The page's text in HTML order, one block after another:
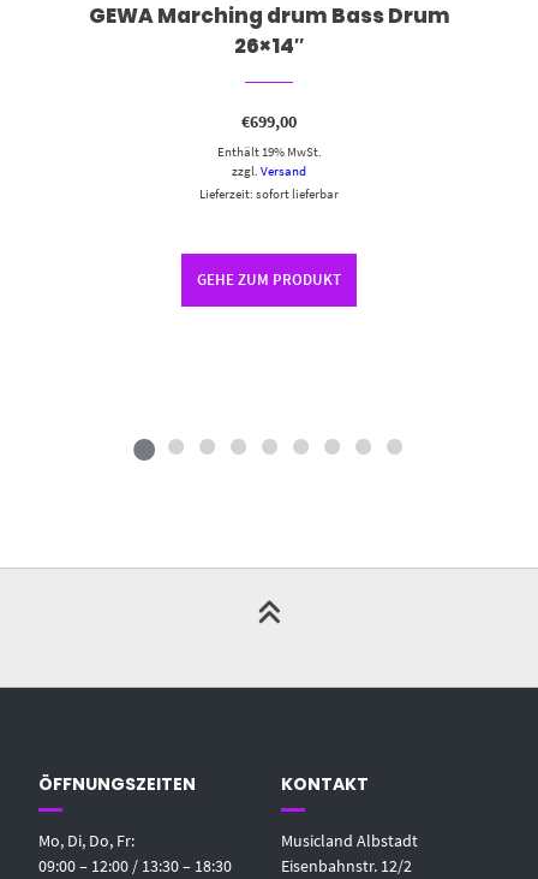
GEWA Marching drum Bass Drum
26×14″
€699,00
Enthält 19% MwSt.
zzgl.Versand
Lieferzeit: sofort lieferbar
GEHE ZUM PRODUKT
ÖFFNUNGSZEITEN
Mo, Di, Do, Fr:
09:00 – 12:00 / 13:30 – 18:30
KONTAKT
Musicland Albstadt
Eisenbahnstr. 12/2